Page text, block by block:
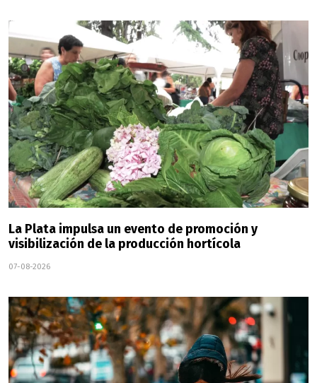
La Plata impulsa un evento de promoción y
visibilización de la producción hortícola
07-08-2026